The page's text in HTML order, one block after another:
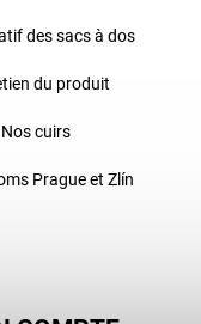
des sacs à dos
du produit
Nos cuirs
Prague et Zlín